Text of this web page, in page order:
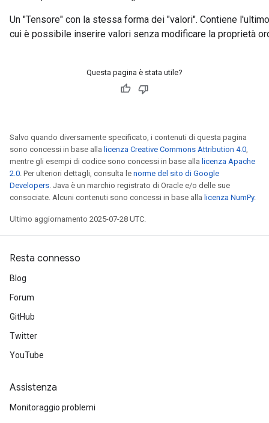
Un "Tensore" con la stessa forma dei "valori". Contiene
cui è possibile inserire valori senza modificare la proprietà
Questa pagina è stata utile?
Salvo quando diversamente specificato, i contenuti di questa pagina
sono concessi in base alla licenza Creative Commons Attribution 4.0,
mentre gli esempi di codice sono concessi in base alla licenza Apache
2.0. Per ulteriori dettagli, consulta le norme del sito di Google
Developers. Java è un marchio registrato di Oracle e/o delle sue
consociate. Alcuni contenuti sono concessi in base alla licenza NumPy.
Ultimo aggiornamento 2025-07-28 UTC.
Resta connesso
Blog
Forum
GitHub
Twitter
YouTube
Assistenza
Monitoraggio problemi